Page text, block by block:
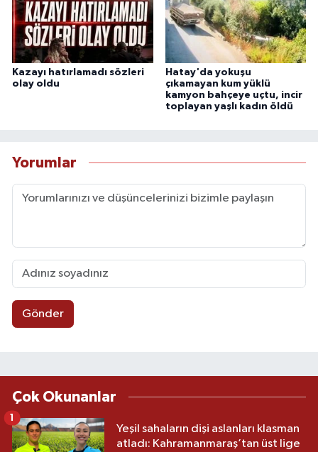
Kazayı hatırlamadı sözleri
olay oldu
Hatay'da yokuşu
çıkamayan kum yüklü
kamyon bahçeye uçtu, incir
toplayan yaşlı kadın öldü
Yorumlar
Gönder
Çok Okunanlar
Yeşil sahaların dişi aslanları klasman
atladı: Kahramanmaraş’tan üst lige
1